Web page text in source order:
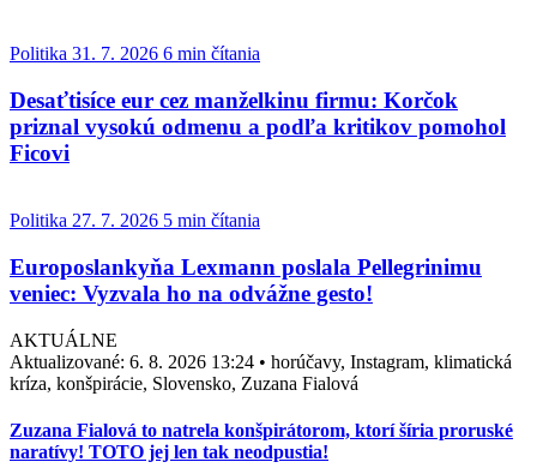
Politika 31. 7. 2026 6 min čítania
Desaťtisíce eur cez manželkinu firmu: Korčok
priznal vysokú odmenu a podľa kritikov pomohol
Ficovi
Politika 27. 7. 2026 5 min čítania
Europoslankyňa Lexmann poslala Pellegrinimu
veniec: Vyzvala ho na odvážne gesto!
AKTUÁLNE
Aktualizované: 6. 8. 2026 13:24 • horúčavy, Instagram, klimatická
kríza, konšpirácie, Slovensko, Zuzana Fialová
Zuzana Fialová to natrela konšpirátorom, ktorí šíria proruské
naratívy! TOTO jej len tak neodpustia!